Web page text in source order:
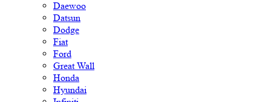
Daewoo
Datsun
Dodge
Fiat
Ford
Great Wall
Honda
Hyundai